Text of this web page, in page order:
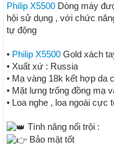
Philip X5500 Dòng máy
hội sử dụng , với chức
tự động
• Philip X5500 Gold xách
• Xuất xứ : Russia
• Mạ vàng 18k kết hợp da
• Mặt lưng trống đồng mạ
• Loa nghe , loa ngoài cực
Tính năng nổi trội :
Bảo mật tốt